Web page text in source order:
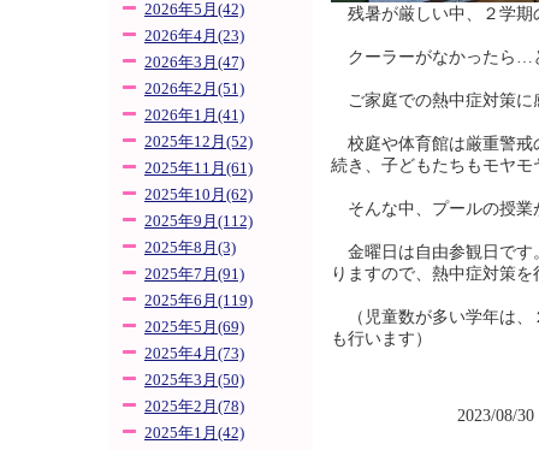
2026年5月(42)
2026年4月(23)
2026年3月(47)
2026年2月(51)
2026年1月(41)
2025年12月(52)
2025年11月(61)
2025年10月(62)
2025年9月(112)
2025年8月(3)
2025年7月(91)
2025年6月(119)
2025年5月(69)
2025年4月(73)
2025年3月(50)
2025年2月(78)
2025年1月(42)
残暑が厳しい中、２学期
クーラーがなかったら…
ご家庭での熱中症対策に
校庭や体育館は厳重警戒
続き、子どもたちもモヤ
そんな中、プールの授業
金曜日は自由参観日です
りますので、熱中症対策
（児童数が多い学年は、
も行います）
2023/08/